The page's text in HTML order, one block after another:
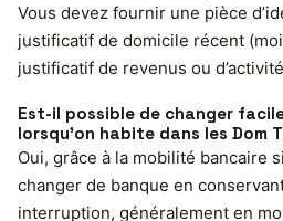
Vous devez fournir une pièce
justificatif de domicile récent
justificatif de revenus ou
Est-il possible de changer
lorsqu’on habite dans les Dom
Oui, grâce à la mobilité bancaire
changer de banque en
interruption, généralement en